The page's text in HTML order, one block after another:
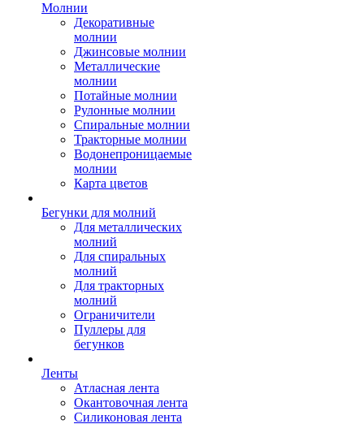
Молнии
Декоративные
молнии
Джинсовые молнии
Металлические
молнии
Потайные молнии
Рулонные молнии
Спиральные молнии
Тракторные молнии
Водонепроницаемые
молнии
Карта цветов
Бегунки для молний
Для металлических
молний
Для спиральных
молний
Для тракторных
молний
Ограничители
Пуллеры для
бегунков
Ленты
Атласная лента
Окантовочная лента
Силиконовая лента